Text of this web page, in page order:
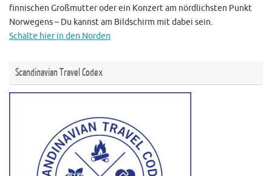
finnischen Großmutter oder ein Konzert am nördlichsten Punkt
Norwegens – Du kannst am Bildschirm mit dabei sein.
Schalte hier in den Norden
Scandinavian Travel Codex